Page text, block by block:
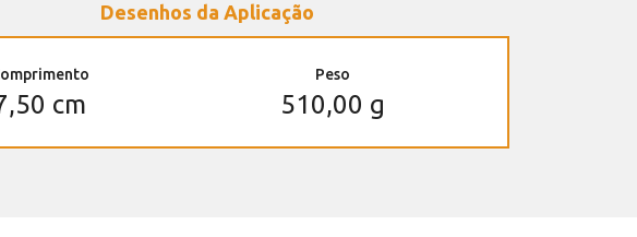
Desenhos da Aplicação
cm
Peso
510,00 g